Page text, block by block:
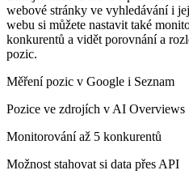
webové stránky ve vyhledávání i
webu si můžete nastavit také
konkurentů a vidět porovnání a
pozic.
Měření pozic v Google i Seznam
Pozice ve zdrojích v AI Overviews
Monitorování až 5 konkurentů
Možnost stahovat si data přes API